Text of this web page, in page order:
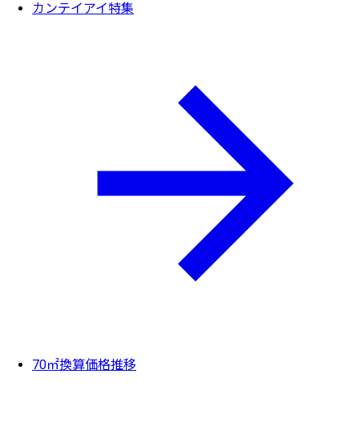
カンテイアイ特集
70㎡換算価格推移